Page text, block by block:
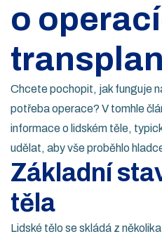
o
Chcete pochopit, jak funguje
potřeba operace? V tomhle
informace o lidském těle,
udělat, aby vše proběhlo
Základní
těla
Lidské tělo se skládá z